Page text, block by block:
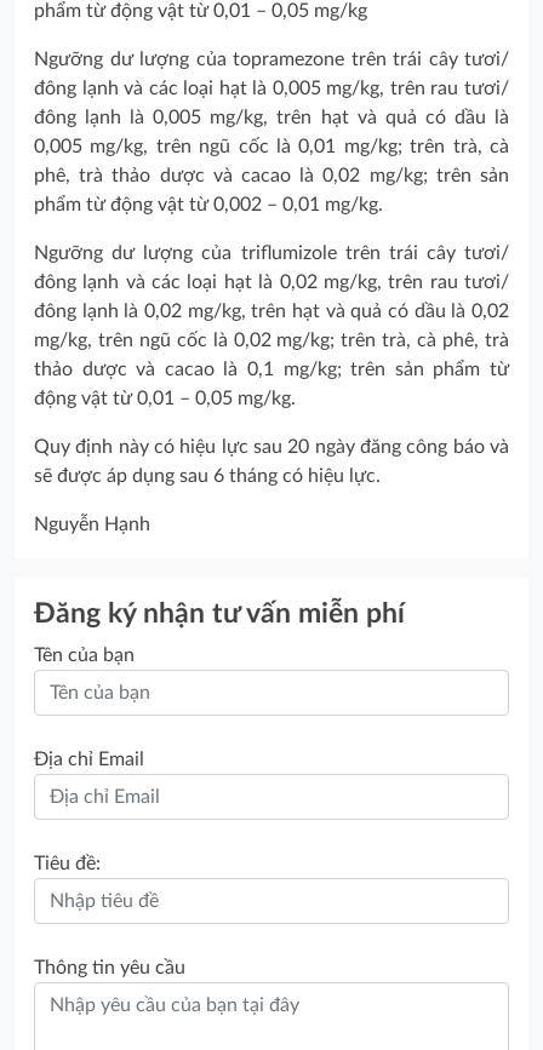
phẩm từ động vật từ 0,01 – 0,05 mg/kg
Ngưỡng dư lượng của topramezone trên trái cây tươi/
đông lạnh và các loại hạt là 0,005 mg/kg, trên rau tươi/
đông lạnh là 0,005 mg/kg, trên hạt và quả có dầu là
0,005 mg/kg, trên ngũ cốc là 0,01 mg/kg; trên trà, cà
phê, trà thảo dược và cacao là 0,02 mg/kg; trên sản
phẩm từ động vật từ 0,002 – 0,01 mg/kg.
Ngưỡng dư lượng của triflumizole trên trái cây tươi/
đông lạnh và các loại hạt là 0,02 mg/kg, trên rau tươi/
đông lạnh là 0,02 mg/kg, trên hạt và quả có dầu là 0,02
mg/kg, trên ngũ cốc là 0,02 mg/kg; trên trà, cà phê, trà
thảo dược và cacao là 0,1 mg/kg; trên sản phẩm từ
động vật từ 0,01 – 0,05 mg/kg.
Quy định này có hiệu lực sau 20 ngày đăng công báo và
sẽ được áp dụng sau 6 tháng có hiệu lực.
Nguyễn Hạnh
Đăng ký nhận tư vấn miễn phí
Tên của bạn
Địa chỉ Email
Tiêu đề:
Thông tin yêu cầu